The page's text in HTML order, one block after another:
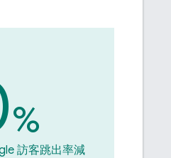
%
訪客跳出率減